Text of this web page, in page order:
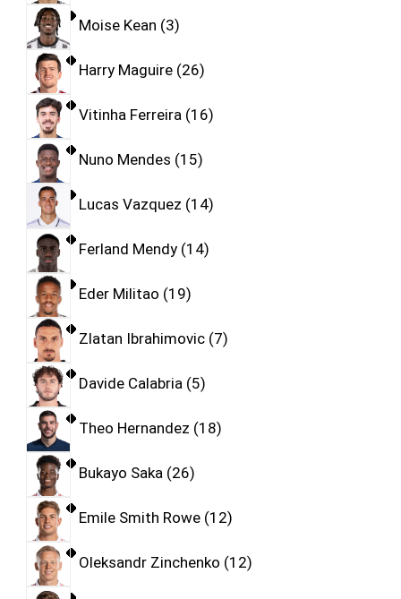
Moise Kean 3
Harry Maguire 26
Vitinha Ferreira 16
Nuno Mendes 15
Lucas Vazquez 14
Ferland Mendy 14
Eder Militao 19
Zlatan Ibrahimovic 7
Davide Calabria 5
Theo Hernandez 18
Bukayo Saka 26
Emile Smith Rowe 12
Oleksandr Zinchenko 12